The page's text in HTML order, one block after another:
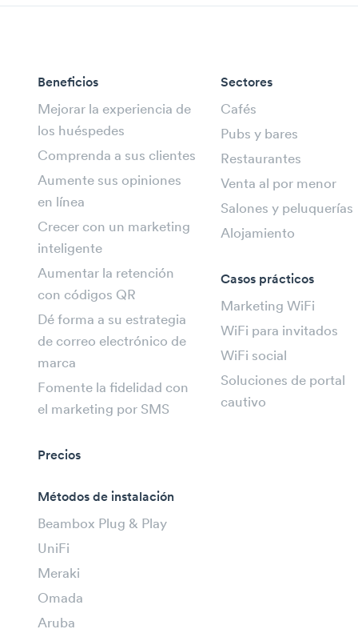
Beneficios
Mejorar la experiencia de
los huéspedes
Comprenda a sus clientes
Aumente sus opiniones
en línea
Crecer con un marketing
inteligente
Aumentar la retención
con códigos QR
Dé forma a su estrategia
de correo electrónico de
marca
Fomente la fidelidad con
el marketing por SMS
Precios
Métodos de instalación
Beambox Plug & Play
UniFi
Meraki
Omada
Aruba
Sectores
Cafés
Pubs y bares
Restaurantes
Venta al por menor
Salones y peluquerías
Alojamiento
Casos prácticos
Marketing WiFi
WiFi para invitados
WiFi social
Soluciones de portal
cautivo